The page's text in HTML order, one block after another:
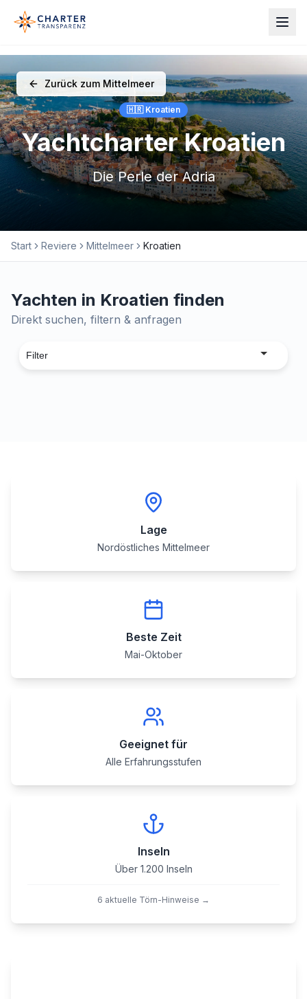
🇭🇷 Kroatien
Yachtcharter Kroatien
Die Perle der Adria
Zurück zum Mittelmeer
Start Reviere Mittelmeer Kroatien
Yachten in Kroatien finden
Direkt suchen, filtern & anfragen
Lage
Nordöstliches Mittelmeer
Beste Zeit
Mai-Oktober
Geeignet für
Alle Erfahrungsstufen
Inseln
Über 1.200 Inseln
6 aktuelle Törn-Hinweise →